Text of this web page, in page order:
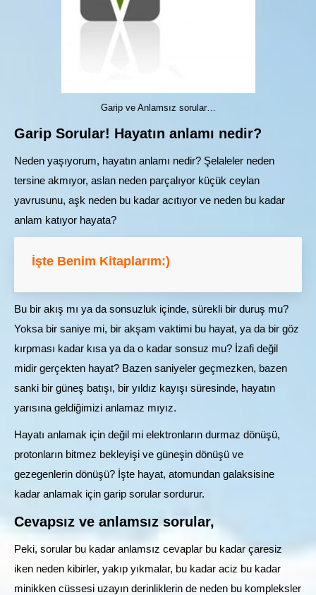
Garip ve Anlamsız sorular…
Garip Sorular! Hayatın anlamı nedir?
Neden yaşıyorum, hayatın anlamı nedir? Şelaleler neden
tersine akmıyor, aslan neden parçalıyor küçük ceylan
yavrusunu, aşk neden bu kadar acıtıyor ve neden bu kadar
anlam katıyor hayata?
İşte Benim Kitaplarım:)
Bu bir akış mı ya da sonsuzluk içinde, sürekli bir duruş mu?
Yoksa bir saniye mi, bir akşam vaktimi bu hayat, ya da bir göz
kırpması kadar kısa ya da o kadar sonsuz mu? İzafi değil
midir gerçekten hayat? Bazen saniyeler geçmezken, bazen
sanki bir güneş batışı, bir yıldız kayışı süresinde, hayatın
yarısına geldiğimizi anlamaz mıyız.
Hayatı anlamak için değil mi elektronların durmaz dönüşü,
protonların bitmez bekleyişi ve güneşin dönüşü ve
gezegenlerin dönüşü? İşte hayat, atomundan galaksisine
kadar anlamak için garip sorular sordurur.
Cevapsız ve anlamsız sorular,
Peki, sorular bu kadar anlamsız cevaplar bu kadar çaresiz
iken neden kibirler, yakıp yıkmalar, bu kadar aciz bu kadar
minikken cüssesi uzayın derinliklerin de neden bu kompleksler